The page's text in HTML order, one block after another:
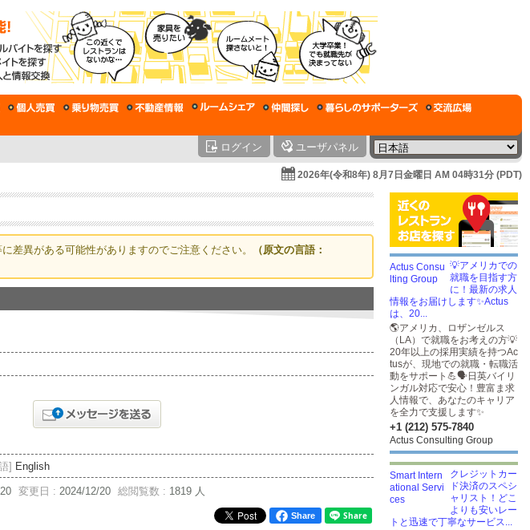
ログイン ユーザパネル
2026年(令和8年) 8月7日金曜日 AM 04時31分 (PDT)
差異がある可能性がありますのでご注意ください。
（原文の言語：
] English
変更日 : 2024/12/20 総閲覧数 : 1819 人
Share
💡アメリカでの
就職を目指す方
に！最新の求人
情報をお届けします✨Actus
は、20...
🌎アメリカ、ロザンゼルス
（LA）で就職をお考えの方💡
20年以上の採用実績を持つAc
tusが、現地での就職・転職活
動をサポート💪🗣️日英バイリ
ンガル対応で安心！豊富ま求
人情報で、あなたのキャリア
を全力で支援します✨
+1 (212) 575-7840
Actus Consulting Group
クレジットカー
ド決済のスペシ
ャリスト！どこ
よりも安いレー
トと迅速で丁寧なサービス...